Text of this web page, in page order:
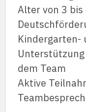
Alter von 3 bis
Kindergarten-
dem Team
Aktive